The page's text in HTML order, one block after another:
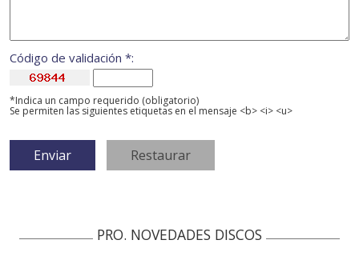
Código de validación *:
*Indica un campo requerido (obligatorio)
Se permiten las siguientes etiquetas en el mensaje <b> <i> <u>
PRO. NOVEDADES DISCOS